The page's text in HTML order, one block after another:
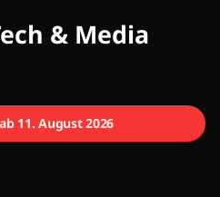
& Media
11. August 2026